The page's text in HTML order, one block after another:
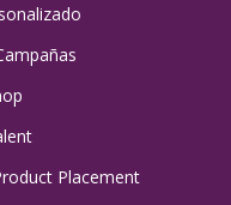
Placement